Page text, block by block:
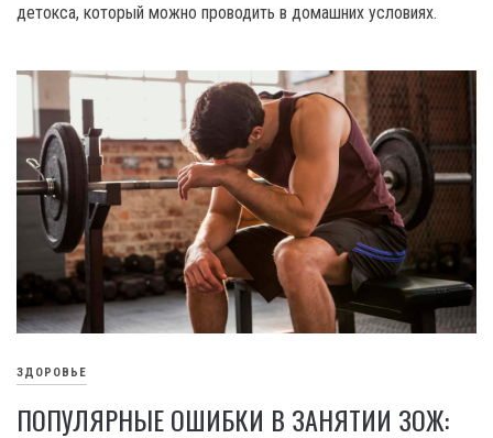
детокса, который можно проводить в домашних условиях.
ЗДОРОВЬЕ
ПОПУЛЯРНЫЕ ОШИБКИ В ЗАНЯТИИ ЗОЖ: